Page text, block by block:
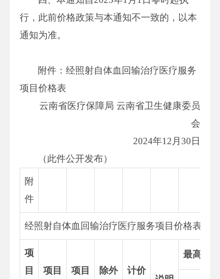
行，此前价格政策与本通知不一致的，以本
通知为准。
附件：经照射自体血回输治疗医疗服务
项目价格表
云南省医疗保障局 云南省卫生健康委员
会
2024年12月30日
（此件公开发布）
附
件
经照射自体血回输治疗医疗服务项目价格表
项
目
项目
项目
除外
计价
最高限